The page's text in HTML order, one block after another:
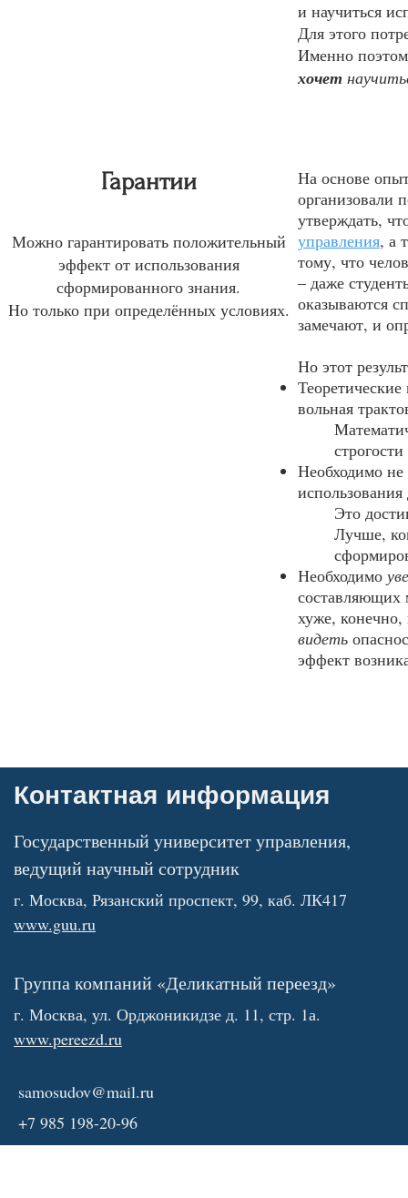
и научиться
Для этого
Именно
хочет
Гарантии
Можно гарантировать положительный
эффект от использования
сформированного знания.
Но только при определённых условиях.
На основе
организовали
утверждать,
управления, а
тому, что
– даже
оказываются
замечают, и
Но этот
вольная
Необходимо
Это
Лучше,
Необходимо
составляющих
хуже,
видеть
эффект
Контактная информация
Государственный университет управления,
ведущий научный сотрудник
г. Москва, Рязанский проспект, 99, каб. ЛК417
www.guu.ru
Группа компаний «Деликатный переезд»
г. Москва, ул. Орджоникидзе д. 11, стр. 1а.
www.pereezd.ru
samosudov@mail.ru
+7 985 198-20-96